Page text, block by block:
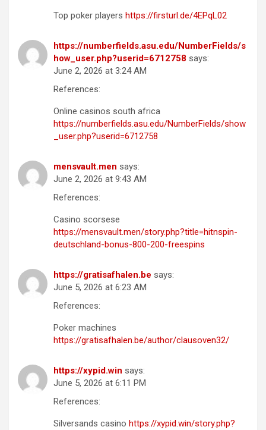
Top poker players https://firsturl.de/4EPqL02
https://numberfields.asu.edu/NumberFields/s
how_user.php?userid=6712758 says:
June 2, 2026 at 3:24 AM
References:
Online casinos south africa
https://numberfields.asu.edu/NumberFields/show
_user.php?userid=6712758
mensvault.men says:
June 2, 2026 at 9:43 AM
References:
Casino scorsese
https://mensvault.men/story.php?title=hitnspin-
deutschland-bonus-800-200-freespins
https://gratisafhalen.be says:
June 5, 2026 at 6:23 AM
References:
Poker machines
https://gratisafhalen.be/author/clausoven32/
https://xypid.win says:
June 5, 2026 at 6:11 PM
References:
Silversands casino https://xypid.win/story.php?